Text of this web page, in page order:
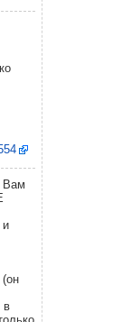
Вам
в